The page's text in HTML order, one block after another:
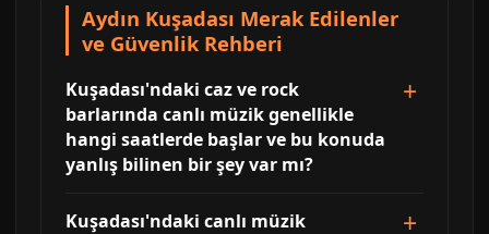
Aydın Kuşadası Merak Edilenler
ve Güvenlik Rehberi
Kuşadası'ndaki caz ve rock
barlarında canlı müzik genellikle
hangi saatlerde başlar ve bu konuda
yanlış bilinen bir şey var mı?
Kuşadası'ndaki canlı müzik